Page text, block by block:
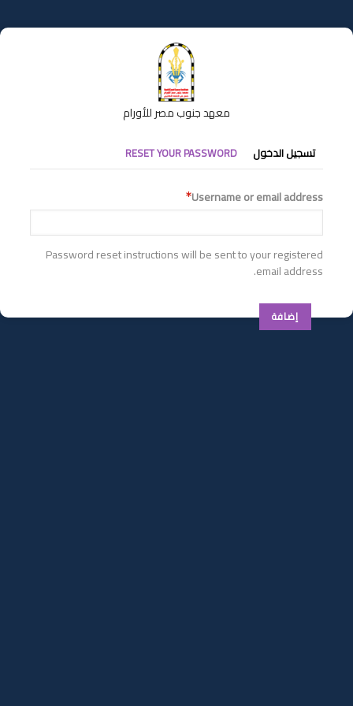
إلى
المحتوى
معهد جنوب مصر للأورام
التبويبات
الأساسية
تسجيل الدخول RESET YOUR PASSWORD
Username or email address
Password reset instructions will be sent to your registered
email address.